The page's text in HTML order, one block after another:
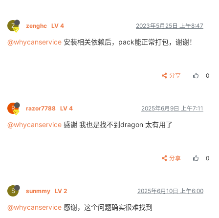
Z zenghc LV 4 2023年5月25日 上午8:47
@whycanservice 安装相关依赖后，pack能正常打包，谢谢！
分享 0
R razor7788 LV 4 2025年6月9日 上午7:11
@whycanservice 感谢 我也是找不到dragon 太有用了
分享 0
S sunmmy LV 2 2025年6月10日 上午6:00
@whycanservice 感谢，这个问题确实很难找到